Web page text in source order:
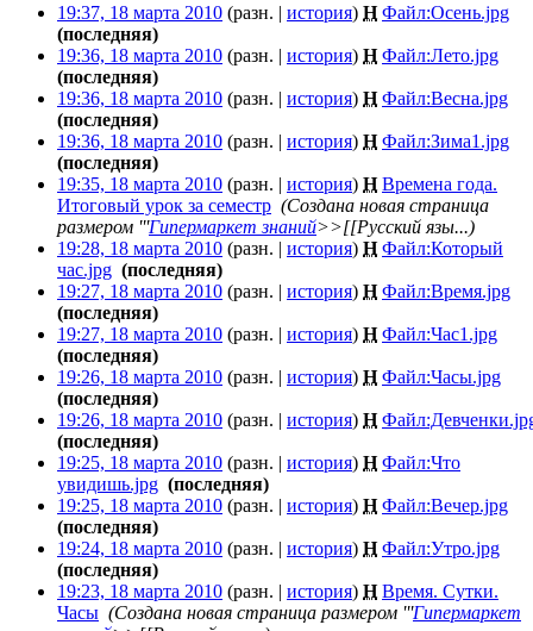
19:37, 18 марта 2010 (разн. | история) Н Файл:Осень.jpg
(последняя)
19:36, 18 марта 2010 (разн. | история) Н Файл:Лето.jpg
(последняя)
19:36, 18 марта 2010 (разн. | история) Н Файл:Весна.jpg
(последняя)
19:36, 18 марта 2010 (разн. | история) Н Файл:Зима1.jpg
(последняя)
19:35, 18 марта 2010 (разн. | история) Н Времена года.
Итоговый урок за семестр (Создана новая страница
размером '''Гипермаркет знаний>>[[Русский язы...)
19:28, 18 марта 2010 (разн. | история) Н Файл:Который
час.jpg (последняя)
19:27, 18 марта 2010 (разн. | история) Н Файл:Время.jpg
(последняя)
19:27, 18 марта 2010 (разн. | история) Н Файл:Час1.jpg
(последняя)
19:26, 18 марта 2010 (разн. | история) Н Файл:Часы.jpg
(последняя)
19:26, 18 марта 2010 (разн. | история) Н
(последняя)
19:25, 18 марта 2010 (разн. | история) Н Файл:Что
увидишь.jpg (последняя)
19:25, 18 марта 2010 (разн. | история) Н Файл:Вечер.jpg
(последняя)
19:24, 18 марта 2010 (разн. | история) Н Файл:Утро.jpg
(последняя)
19:23, 18 марта 2010 (разн. | история) Н Время. Сутки.
Часы (Создана новая страница размером '''Гипермаркет